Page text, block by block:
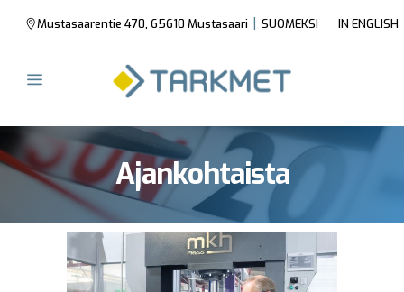
Mustasaarentie 470, 65610 Mustasaari | SUOMEKSI IN ENGLISH
Ajankohtaista